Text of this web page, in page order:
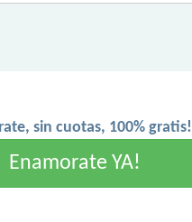
sin cuotas, 100% gratis!
Enamorate YA!